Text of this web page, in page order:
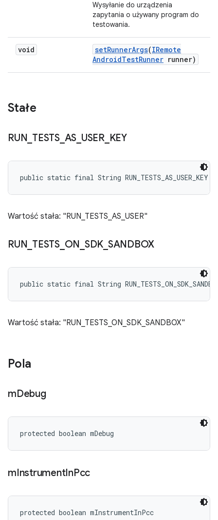
Wysyłanie do urządzenia
zapytania o używany program do
testowania.
void setRunnerArgs(IRemote
AndroidTestRunner runner)
Stałe
RUN TESTS_ AS USER_ KEY
public static final String RUN_TESTS_AS_USER_KEY
Wartość stała: "RUN_TESTS_AS_USER"
RUN TESTS_ ON SDK SANDBOX
public static final String
Wartość stała: "RUN_TESTS_ON_SDK_SANDBOX"
Pola
mDebug
protected boolean mDebug
mInstrumentInPcc
protected boolean mInstrumentInPcc